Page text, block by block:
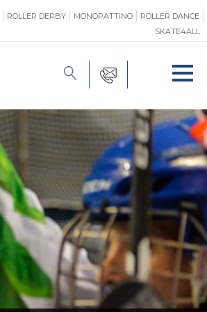
ROLLER DERBY MONOPATTINO
ROLLER DANCE
SKATE4ALL
FORMAZIONE
PROMOZIONE
SAFEGUARDING